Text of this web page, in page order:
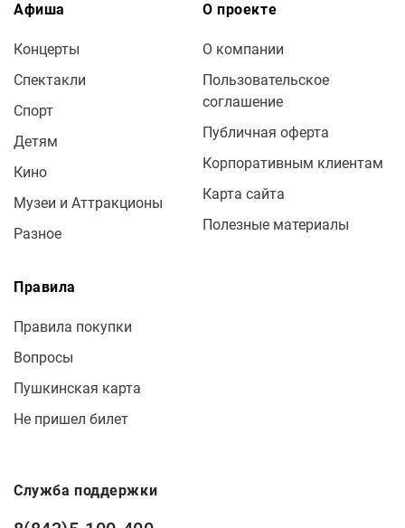
Афиша
Концерты
Спектакли
Спорт
Детям
Кино
Музеи и Аттракционы
Разное
О проекте
О компании
Пользовательское
соглашение
Публичная оферта
Корпоративным клиентам
Карта сайта
Полезные материалы
Правила
Правила покупки
Вопросы
Пушкинская карта
Не пришел билет
Служба поддержки